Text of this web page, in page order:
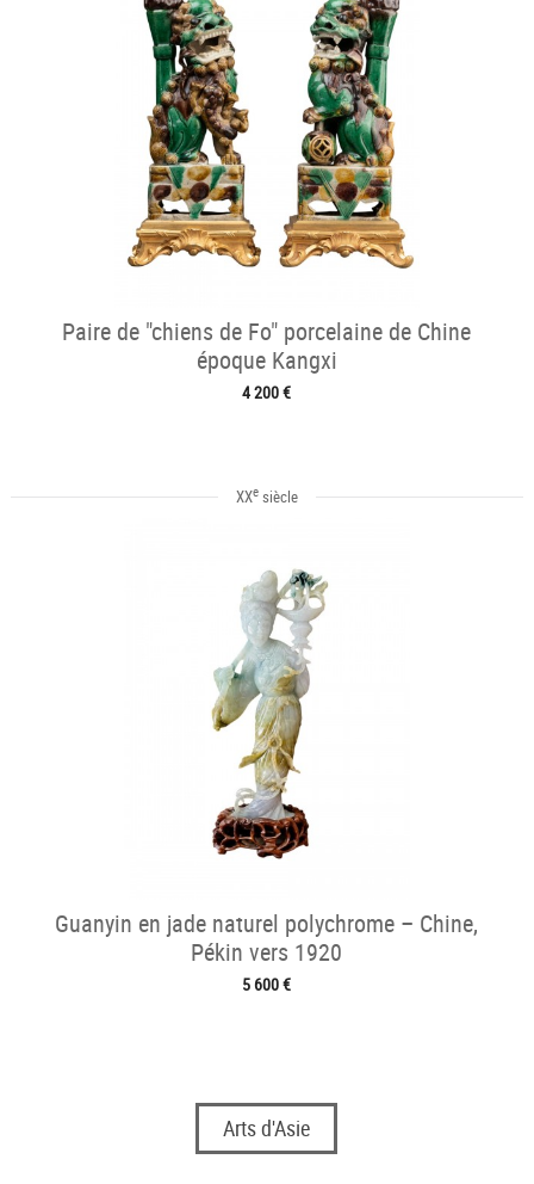
Paire de "chiens de Fo" porcelaine de Chine
époque Kangxi
4 200 €
XXesiècle
Guanyin en jade naturel polychrome – Chine,
Pékin vers 1920
5 600 €
Arts d'Asie